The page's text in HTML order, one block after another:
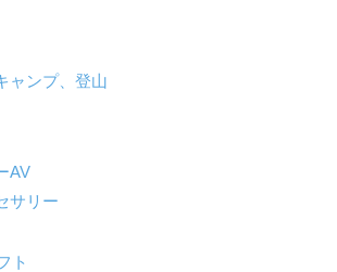
ャンプ、登山
AV
サリー
ト